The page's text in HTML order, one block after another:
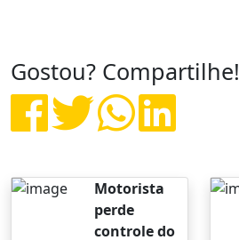
Gostou? Compartilhe!
Motorista
perde
controle do